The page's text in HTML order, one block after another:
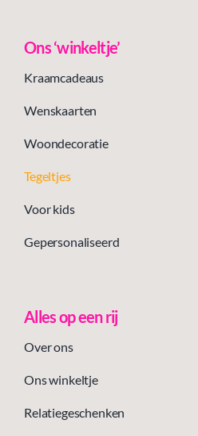
Ons ‘winkeltje’
Kraamcadeaus
Wenskaarten
Woondecoratie
Tegeltjes
Voor kids
Gepersonaliseerd
Alles op een rij
Over ons
Ons winkeltje
Relatiegeschenken